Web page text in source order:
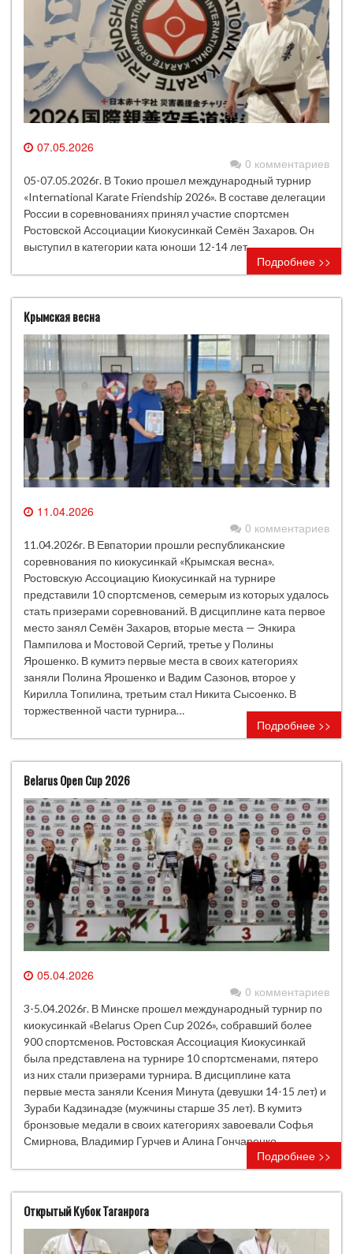
07.05.2026
0 комментариев
05-07.05.2026г. В Токио прошел международный турнир
«International Karate Friendship 2026». В составе делегации
России в соревнованиях принял участие спортсмен
Ростовской Ассоциации Киокусинкай Семён Захаров. Он
выступил в категории ката юноши 12-14 лет.
Подробнее >>
Крымская весна
11.04.2026
0 комментариев
11.04.2026г. В Евпатории прошли республиканские
соревнования по киокусинкай «Крымская весна».
Ростовскую Ассоциацию Киокусинкай на турнире
представили 10 спортсменов, семерым из которых удалось
стать призерами соревнований. В дисциплине ката первое
место занял Семён Захаров, вторые места — Энкира
Пампилова и Мостовой Сергий, третье у Полины
Ярошенко. В кумитэ первые места в своих категориях
заняли Полина Ярошенко и Вадим Сазонов, второе у
Кирилла Топилина, третьим стал Никита Сысоенко. В
торжественной части турнира…
Подробнее >>
Belarus Open Cup 2026
05.04.2026
0 комментариев
3-5.04.2026г. В Минске прошел международный турнир по
киокусинкай «Belarus Open Cup 2026», собравший более
900 спортсменов. Ростовская Ассоциация Киокусинкай
была представлена на турнире 10 спортсменами, пятеро
из них стали призерами турнира. В дисциплине ката
первые места заняли Ксения Минута (девушки 14-15 лет) и
Зураби Кадзинадзе (мужчины старше 35 лет). В кумитэ
бронзовые медали в своих категориях завоевали Софья
Смирнова, Владимир Гурчев и Алина Гончаренко.
Подробнее >>
Открытый Кубок Таганрога